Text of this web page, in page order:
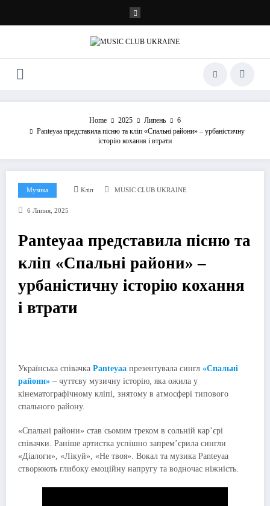
контенту
Home 2025 Липень
6
Panteyaa представила пісню та кліп «Спальні райони» – урбаністичну
історію кохання і втрати
Музика Кліп MUSIC CLUB UKRAINE
6 Липня, 2025
Panteyaa представила пісню та
кліп «Спальні райони» –
урбаністичну історію кохання
і втрати
Українська співачка Panteyaa презентувала сингл «Спальні
райони» – чуттєву музичну історію, яка ожила у
кінематографічному кліпі, знятому в атмосфері типового
спального району.
«Cпальні райони» став сьомим треком в сольній кар’єрі
співачки. Раніше артистка успішно запрем’єрила сингли
«Діалоги», «Лікуй», «Не твоя». Вокал та музика Panteyaa
створюють глибоку емоційну напругу та водночас ніжність.